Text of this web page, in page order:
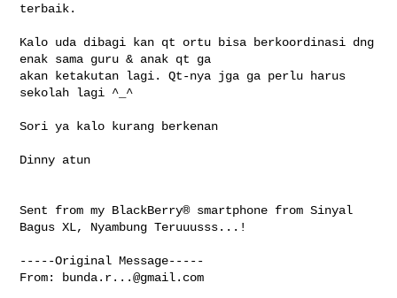
terbaik.
Kalo uda dibagi kan qt ortu bisa berkoordinasi dng
enak sama guru & anak qt ga
akan ketakutan lagi. Qt-nya jga ga perlu harus
sekolah lagi ^_^
Sori ya kalo kurang berkenan
Dinny atun
Sent from my BlackBerry® smartphone from Sinyal
Bagus XL, Nyambung Teruuusss...!
-----Original Message-----
From:
bunda.r...@gmail.com